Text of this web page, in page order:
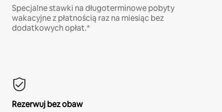
Specjalne stawki na długoterminowe pobyty
wakacyjne z płatnością raz na miesiąc bez
dodatkowych opłat.*
Rezerwuj bez obaw